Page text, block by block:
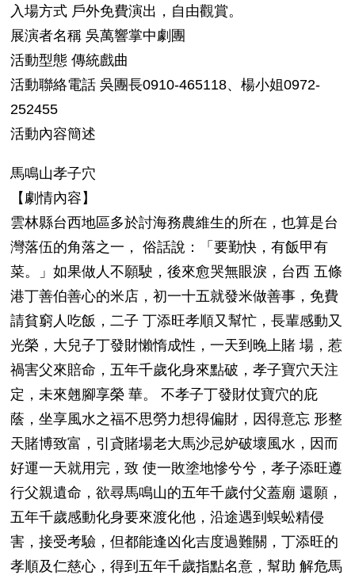
入場方式 戶外免費演出，自由觀賞。
展演者名稱 吳萬響掌中劇團
活動型態 傳統戲曲
活動聯絡電話 吳團長0910-465118、楊小姐0972-
252455
活動內容簡述
馬鳴山孝子穴
【劇情內容】
雲林縣台西地區多於討海務農維生的所在，也算是台
灣落伍的角落之一， 俗話說：「要勤快，有飯甲有
菜。」如果做人不願駛，後來愈哭無眼淚，台西 五條
港丁善伯善心的米店，初一十五就發米做善事，免費
請貧窮人吃飯，二子 丁添旺孝順又幫忙，長輩感動又
光榮，大兒子丁發財懶惰成性，一天到晚上賭 場，惹
禍害父來賠命，五年千歲化身來點破，孝子寶穴天注
定，未來翹腳享榮 華。 不孝子丁發財仗寶穴的庇
蔭，坐享風水之福不思勞力想得偏財，因得意忘 形整
天賭博致富，引貣賭場老大馬沙忌妒破壞風水，因而
好運一天就用完，致 使一敗塗地慘兮兮，孝子添旺遵
行父親遺命，欲尋馬鳴山的五年千歲付父蓋廟 還願，
五年千歲感動化身要來渡化他，沿途遇到蜈蚣精侵
害，接受考驗，但都能逢凶化吉度過難關，丁添旺的
孝順及仁慈心，得到五年千歲指點名意，幫助 解危馬